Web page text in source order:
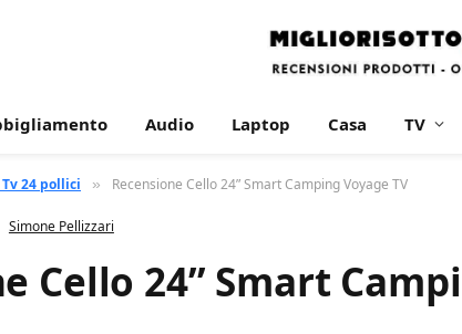
Audio Laptop Casa TV
24 pollici » Recensione Cello 24” Smart Camping Voyage TV
Simone Pellizzari
Cello 24” Smart